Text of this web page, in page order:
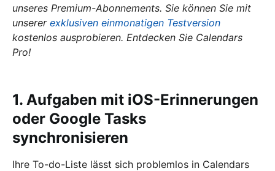
unseres Premium-Abonnements. Sie können Sie mit
unserer exklusiven einmonatigen Testversion
kostenlos ausprobieren. Entdecken Sie Calendars
Pro!
1. Aufgaben mit iOS-Erinnerungen
oder Google Tasks
synchronisieren
Ihre To-do-Liste lässt sich problemlos in Calendars